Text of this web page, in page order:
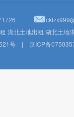
湖北土地出租 湖北土
号 | 京ICP备